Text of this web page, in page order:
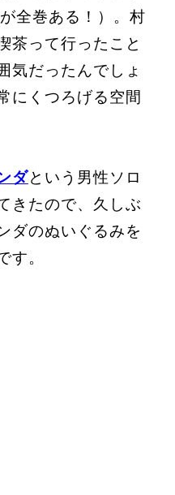
全巻ある！）。村
茶って行ったこと
気だったんでしょ
にくつろげる空間
ダという男性ソロ
きたので、久しぶ
ダのぬいぐるみを
す。